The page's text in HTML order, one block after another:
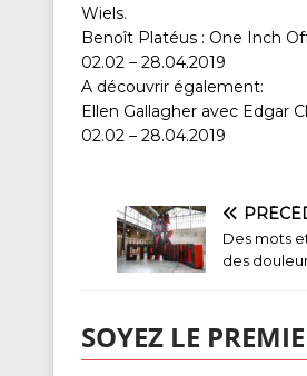
Wiels.
Benoît Platéus : One Inch
02.02 – 28.04.2019
A découvrir également:
Ellen Gallagher avec Edgar
02.02 – 28.04.2019
Des mots
des
SOYEZ LE